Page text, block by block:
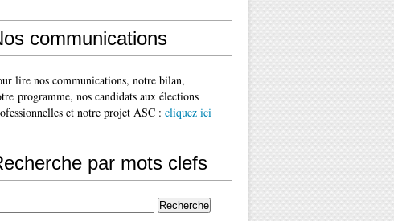
communications
lire nos communications, notre bilan,
programme, nos candidats aux élections
et notre projet ASC : cliquez ici
par mots clefs